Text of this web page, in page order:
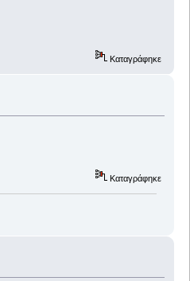
Καταγράφηκε
Καταγράφηκε